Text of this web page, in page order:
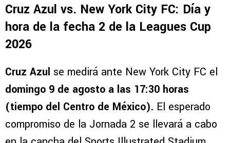
Cruz Azul vs. New York City FC: Día y
hora de la fecha 2 de la Leagues Cup
2026
Cruz Azul se medirá ante New York City FC el
domingo 9 de agosto a las 17:30 horas
(tiempo del Centro de México). El esperado
compromiso de la Jornada 2 se llevará a cabo